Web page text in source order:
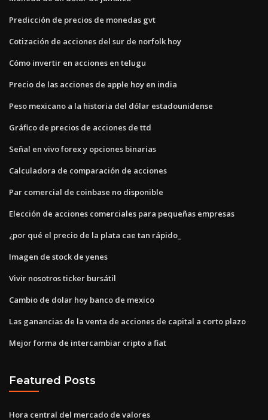
Predicción de precios de monedas gvt
Cotización de acciones del sur de norfolk hoy
Cómo invertir en acciones en telugu
Precio de las acciones de apple hoy en india
Peso mexicano a la historia del dólar estadounidense
Gráfico de precios de acciones de ttd
Señal en vivo forex y opciones binarias
Calculadora de comparación de acciones
Par comercial de coinbase no disponible
Elección de acciones comerciales para pequeñas empresas
¿por qué el precio de la plata cae tan rápido_
Imagen de stock de yenes
Vivir nosotros ticker bursátil
Cambio de dolar hoy banco de mexico
Las ganancias de la venta de acciones de capital a corto plazo
Mejor forma de intercambiar cripto a fiat
Featured Posts
Hora central del mercado de valores